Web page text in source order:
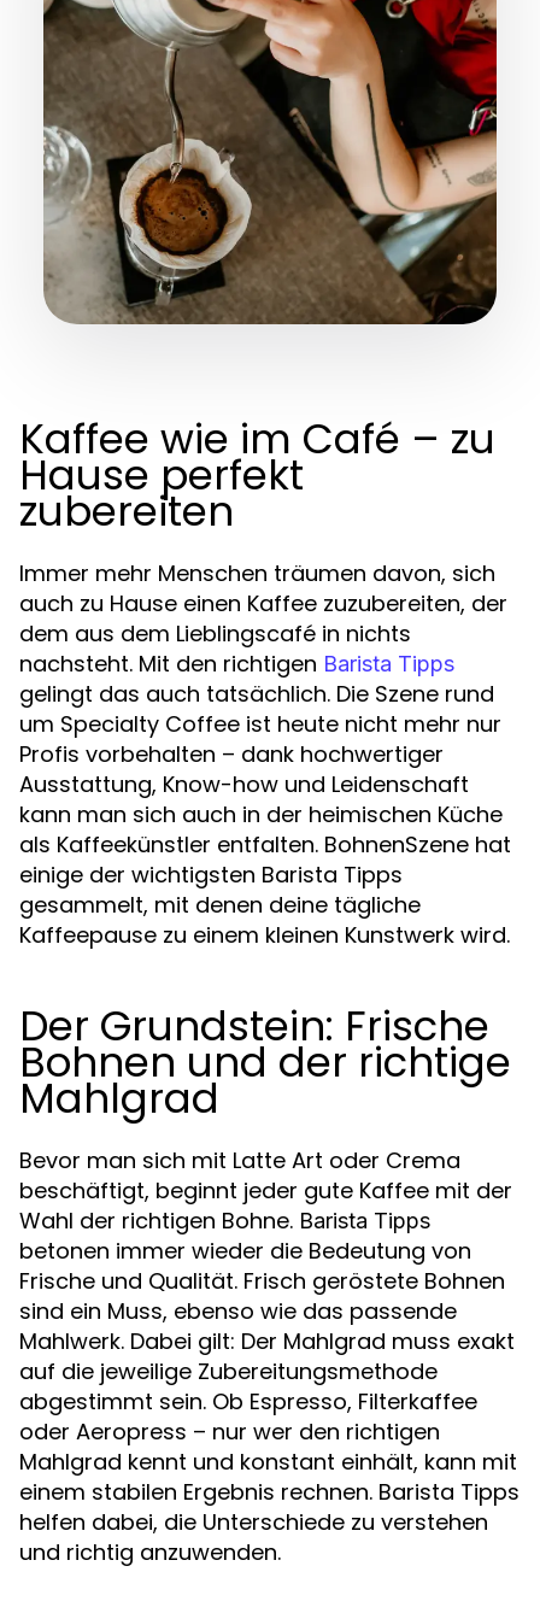
Kaffee wie im Café – zu
Hause perfekt
zubereiten
Immer mehr Menschen träumen davon, sich
auch zu Hause einen Kaffee zuzubereiten, der
dem aus dem Lieblingscafé in nichts
nachsteht. Mit den richtigen Barista Tipps
gelingt das auch tatsächlich. Die Szene rund
um Specialty Coffee ist heute nicht mehr nur
Profis vorbehalten – dank hochwertiger
Ausstattung, Know-how und Leidenschaft
kann man sich auch in der heimischen Küche
als Kaffeekünstler entfalten. BohnenSzene hat
einige der wichtigsten Barista Tipps
gesammelt, mit denen deine tägliche
Kaffeepause zu einem kleinen Kunstwerk wird.
Der Grundstein: Frische
Bohnen und der richtige
Mahlgrad
Bevor man sich mit Latte Art oder Crema
beschäftigt, beginnt jeder gute Kaffee mit der
Wahl der richtigen Bohne. Barista Tipps
betonen immer wieder die Bedeutung von
Frische und Qualität. Frisch geröstete Bohnen
sind ein Muss, ebenso wie das passende
Mahlwerk. Dabei gilt: Der Mahlgrad muss exakt
auf die jeweilige Zubereitungsmethode
abgestimmt sein. Ob Espresso, Filterkaffee
oder Aeropress – nur wer den richtigen
Mahlgrad kennt und konstant einhält, kann mit
einem stabilen Ergebnis rechnen. Barista Tipps
helfen dabei, die Unterschiede zu verstehen
und richtig anzuwenden.